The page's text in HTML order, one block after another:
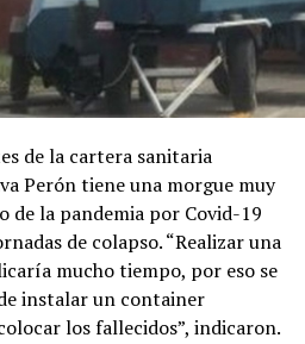
de la cartera sanitaria
Perón tiene una morgue muy
de la pandemia por Covid-19
de colapso. “Realizar una
mucho tiempo, por eso se
instalar un container
los fallecidos”, indicaron.